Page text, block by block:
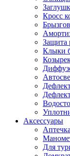
Кросс
Защита
Клыки
Аксессуары
Аптечка
Для